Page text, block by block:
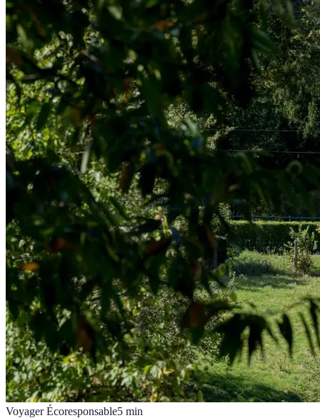
Voyager Écoresponsable5 min